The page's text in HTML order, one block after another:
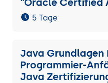
"Oracle Certified
5 Tage
Java Grundlagen
Programmier-
Java